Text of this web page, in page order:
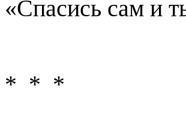
«Спасись сам и
* * *